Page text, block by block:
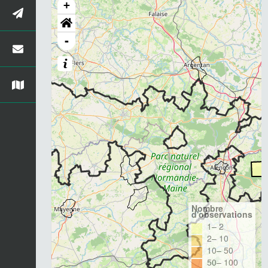
+
-
Nombre
d'observations
1– 2
2– 10
10– 50
50– 100